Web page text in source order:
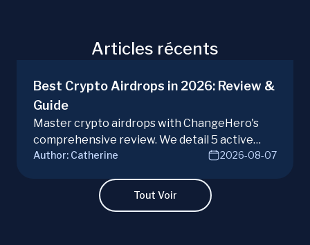
Articles récents
Best Crypto Airdrops in 2026: Review &
Guide
Master crypto airdrops with ChangeHero's
comprehensive review. We detail 5 active
campaigns, risks, benefits, and a vital checklist
Author: Catherine 2026-08-07
Tout Voir